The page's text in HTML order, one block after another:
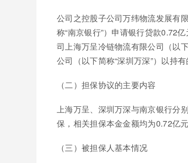
公司之控股子公司万纬物流发展有
称“南京银行”）申请银行贷款0.72
司上海万呈冷链物流有限公司（以
公司（以下简称“深圳万深”）以持
（二）担保协议的主要内容
上海万呈、深圳万深与南京银行分
保，相关担保本金金额均为0.72亿
（三）被担保人基本情况